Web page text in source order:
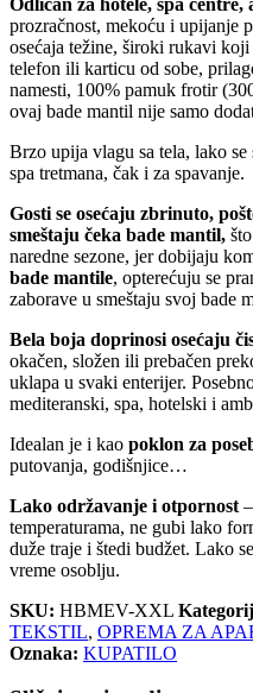
prozračnost, mekoću i upijanje
osećaja težine, široki rukavi
telefon ili karticu od sobe,
namesti, 100% pamuk frotir
ovaj bade mantil nije samo
Brzo upija vlagu sa tela, lako se
spa tretmana, čak i za spavanje.
Gosti se osećaju zbrinuto,
smeštaju čeka bade mantil,
naredne sezone, jer dobijaju
bade mantile, opterećuju se
zaborave u smeštaju svoj bade
Bela boja doprinosi osećaju
okačen, složen ili prebačen
uklapa u svaki enterijer.
mediteranski, spa, hotelski i
Idealan je i kao poklon za
putovanja, godišnjice…
Lako održavanje i otpornost
temperaturama, ne gubi lako
duže traje i štedi budžet. Lako
vreme osoblju.
SKU: HBMEV-XXL
TEKSTIL, OPREMA ZA
Oznaka: KUPATILO